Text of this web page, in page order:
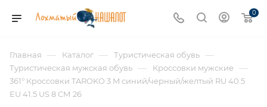
0
Главная — Каталог — Туристическая обувь —
Туристическая мужская обувь — Кроссовки мужские —
361° Кроссовки TAROKO 3 M синий/черный/желтый RU 40.5
EU 41.5 US 8 СМ 26